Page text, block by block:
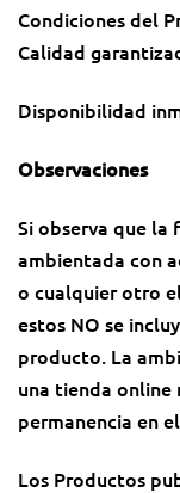
Condiciones del
Calidad
Disponibilidad
Observaciones
Si observa que
ambientada con
o cualquier otro
estos NO se
producto. La
una tienda online
permanencia en
Los Productos